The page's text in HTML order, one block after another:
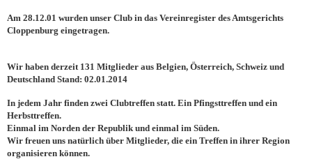
Am 28.12.01 wurden unser Club in das Vereinregister des Amtsgerichts
Cloppenburg eingetragen.
Wir haben derzeit 131 Mitglieder aus Belgien, Österreich, Schweiz und
Deutschland Stand: 02.01.2014
In jedem Jahr finden zwei Clubtreffen statt. Ein Pfingsttreffen und ein
Herbsttreffen.
Einmal im Norden der Republik und einmal im Süden.
Wir freuen uns natürlich über Mitglieder, die ein Treffen in ihrer Region
organisieren können.